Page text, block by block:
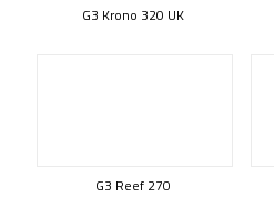
G3 Krono 320 UK
G3 Reef 270